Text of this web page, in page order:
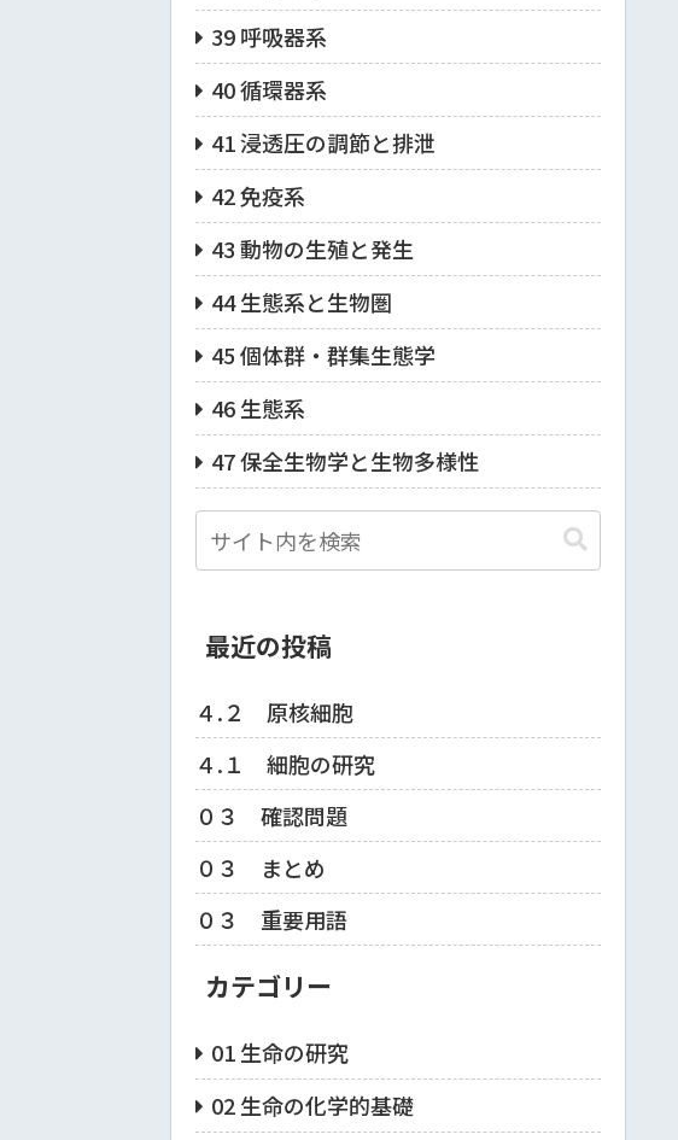
39 呼吸器系
40 循環器系
41 浸透圧の調節と排泄
42 免疫系
43 動物の生殖と発生
44 生態系と生物圏
45 個体群・群集生態学
46 生態系
47 保全生物学と生物多様性
最近の投稿
４.２ 原核細胞
４.１ 細胞の研究
０３ 確認問題
０３ まとめ
０３ 重要用語
カテゴリー
01 生命の研究
02 生命の化学的基礎